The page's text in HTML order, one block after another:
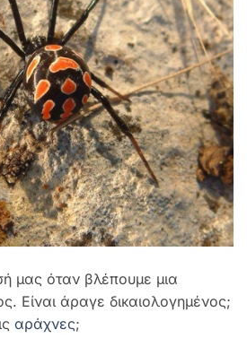
μας όταν βλέπουμε μια
Είναι άραγε δικαιολογημένος;
αράχνες;